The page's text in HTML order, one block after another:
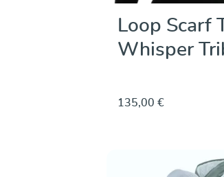
Loop Scarf
Whisper
135,00 €